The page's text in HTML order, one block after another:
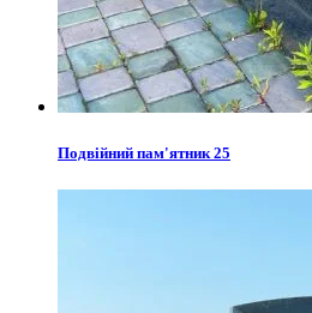
Подвійний пам'ятник 25